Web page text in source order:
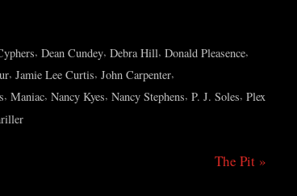
, Dean Cundey, Debra Hill, Donald Pleasence,
, Jamie Lee Curtis, John Carpenter,
, Maniac, Nancy Kyes, Nancy Stephens, P. J. Soles, Plex
N
The Pit